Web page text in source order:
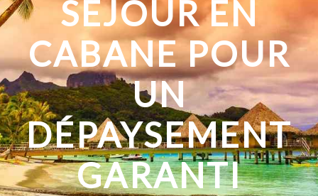
SÉJOUR EN
CABANE POUR
UN
DÉPAYSEMENT
GARANTI